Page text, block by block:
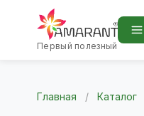
Первый полезный
Главная / Каталог